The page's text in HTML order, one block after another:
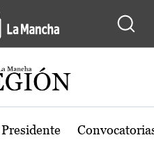
de Castilla-La